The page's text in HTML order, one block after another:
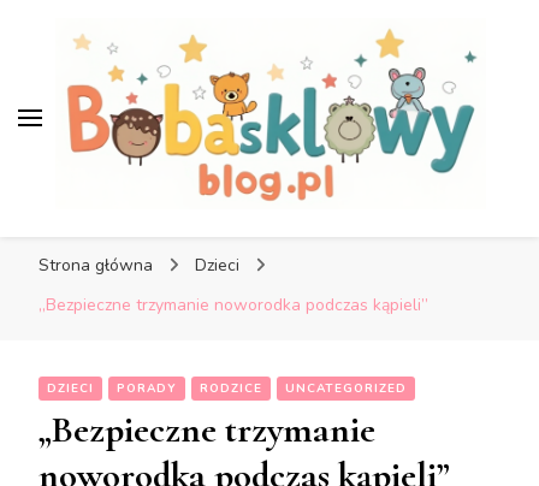
Bobaskowyblog.pl – Blog o
dzieciach i rodzicach
dzieciach i rodzicach
Strona główna
Dzieci
„Bezpieczne trzymanie noworodka podczas kąpieli”
DZIECI PORADY RODZICE UNCATEGORIZED
„Bezpieczne trzymanie
noworodka podczas kąpieli”